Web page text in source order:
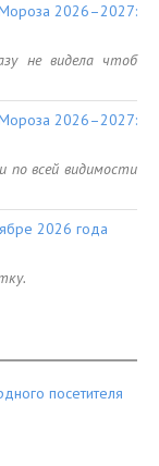
2026–2027:
не видела чтоб
2026–2027:
всей видимости
2026 года
посетителя